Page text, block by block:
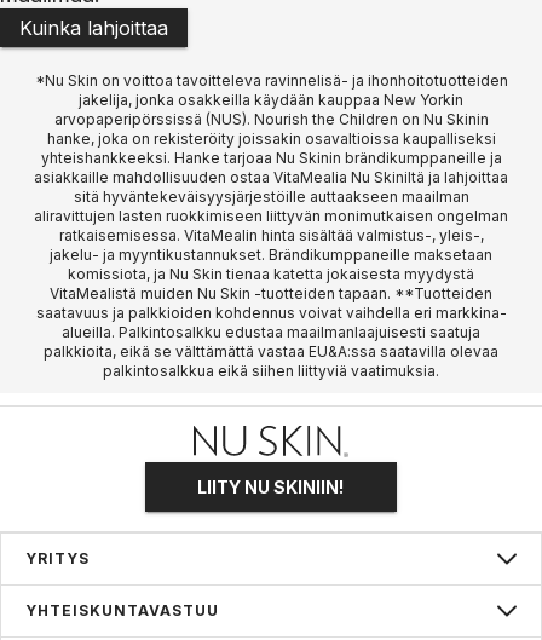
Kuinka lahjoittaa
*Nu Skin on voittoa tavoitteleva ravinnelisä- ja ihonhoitotuotteiden
jakelija, jonka osakkeilla käydään kauppaa New Yorkin
arvopaperipörssissä (NUS). Nourish the Children on Nu Skinin
hanke, joka on rekisteröity joissakin osavaltioissa kaupalliseksi
yhteishankkeeksi. Hanke tarjoaa Nu Skinin brändikumppaneille ja
asiakkaille mahdollisuuden ostaa VitaMealia Nu Skiniltä ja lahjoittaa
sitä hyväntekeväisyysjärjestöille auttaakseen maailman
aliravittujen lasten ruokkimiseen liittyvän monimutkaisen ongelman
ratkaisemisessa. VitaMealin hinta sisältää valmistus-, yleis-,
jakelu- ja myyntikustannukset. Brändikumppaneille maksetaan
komissiota, ja Nu Skin tienaa katetta jokaisesta myydystä
VitaMealistä muiden Nu Skin -tuotteiden tapaan. **Tuotteiden
saatavuus ja palkkioiden kohdennus voivat vaihdella eri markkina-
alueilla. Palkintosalkku edustaa maailmanlaajuisesti saatuja
palkkioita, eikä se välttämättä vastaa EU&A:ssa saatavilla olevaa
palkintosalkkua eikä siihen liittyviä vaatimuksia.
YRITYS
Tietoa meistä
YHTEISKUNTAVASTUU
LIITY NU SKINIIN!